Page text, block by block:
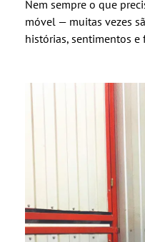
Nem sempre o que
móvel — muitas vezes
histórias, sentimentos e